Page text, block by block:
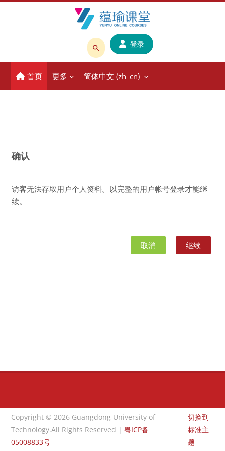
搜
课
程
登录
首页 更多 简体中文 ‎(zh_cn)‎
确认
访客无法存取用户个人资料。以完整的用户帐号登录才能继
续。
取消 继续
版块
Copyright © 2026 Guangdong University of
Technology.All Rights Reserved |粤ICP备
05008833号
切换到
标准主
题